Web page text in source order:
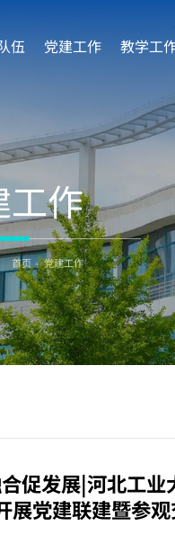
伍 党建工作 教学工
工作
首页 - 党建工作
促发展|河北工
展党建联建暨参